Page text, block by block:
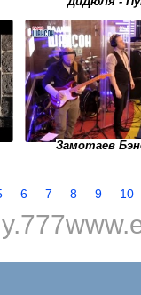
Замотаев
6 7 8 9 10